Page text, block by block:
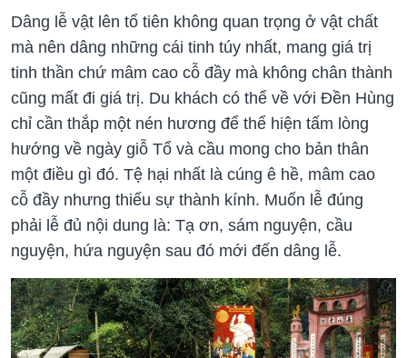
Dâng lễ vật lên tổ tiên không quan trọng ở vật chất
mà nên dâng những cái tinh túy nhất, mang giá trị
tinh thần chứ mâm cao cỗ đầy mà không chân thành
cũng mất đi giá trị. Du khách có thể về với Đền Hùng
chỉ cần thắp một nén hương để thể hiện tấm lòng
hướng về ngày giỗ Tổ và cầu mong cho bản thân
một điều gì đó. Tệ hại nhất là cúng ê hề, mâm cao
cỗ đầy nhưng thiếu sự thành kính. Muốn lễ đúng
phải lễ đủ nội dung là: Tạ ơn, sám nguyện, cầu
nguyện, hứa nguyện sau đó mới đến dâng lễ.